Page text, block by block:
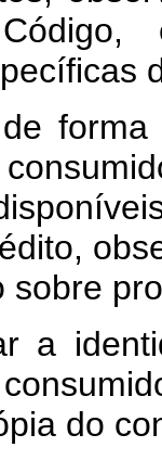
forma
sobre
a
do